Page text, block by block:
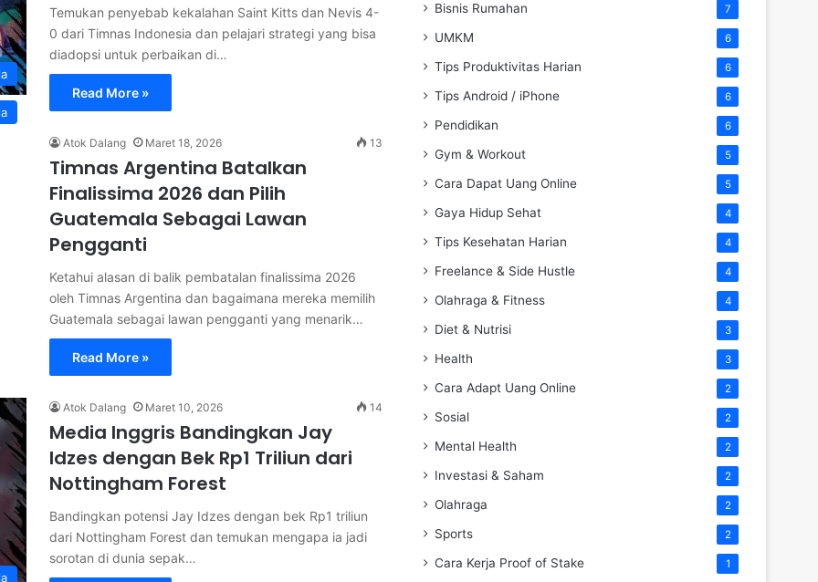
Temukan penyebab kekalahan Saint Kitts dan Nevis 4-
0 dari Timnas Indonesia dan pelajari strategi yang bisa
diadopsi untuk perbaikan di…
Read More »
Atok Dalang Maret 18, 2026 13
Timnas Argentina Batalkan
Finalissima 2026 dan Pilih
Guatemala Sebagai Lawan
Pengganti
Ketahui alasan di balik pembatalan finalissima 2026
oleh Timnas Argentina dan bagaimana mereka memilih
Guatemala sebagai lawan pengganti yang menarik…
Read More »
Atok Dalang Maret 10, 2026 14
Media Inggris Bandingkan Jay
Idzes dengan Bek Rp1 Triliun dari
Nottingham Forest
Bandingkan potensi Jay Idzes dengan bek Rp1 triliun
dari Nottingham Forest dan temukan mengapa ia jadi
sorotan di dunia sepak…
Bisnis Rumahan 7
UMKM 6
Tips Produktivitas Harian 6
Tips Android / iPhone 6
Pendidikan 6
Gym & Workout 5
Cara Dapat Uang Online 5
Gaya Hidup Sehat 4
Tips Kesehatan Harian 4
Freelance & Side Hustle 4
Olahraga & Fitness 4
Diet & Nutrisi 3
Health 3
Cara Adapt Uang Online 2
Sosial 2
Mental Health 2
Investasi & Saham 2
Olahraga 2
Sports 2
Cara Kerja Proof of Stake 1